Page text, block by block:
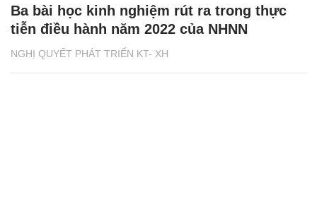
NGHỊ QUYẾT PHÁT TRIỂN KT- XH
Ba bài học kinh nghiệm rút ra trong thực
tiễn điều hành năm 2022 của NHNN